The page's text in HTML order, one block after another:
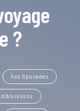
?
Îles Sporades